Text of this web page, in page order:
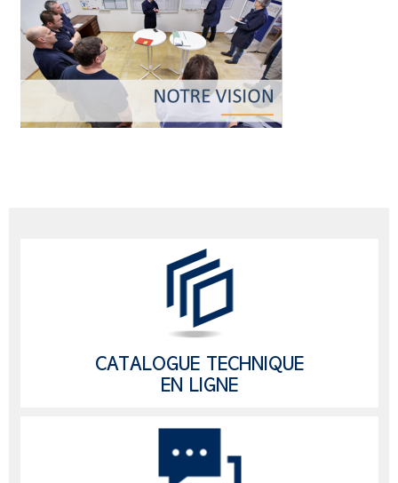
CATALOGUE TECHNIQUE
EN LIGNE